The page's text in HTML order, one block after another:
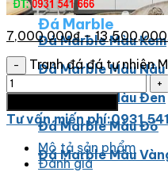
Đá Marble
Đá Marble Màu Kem
Đá Marble Màu Nâu
Đá Marble Màu Đen
Đá Marble Màu Đỏ
Đá Marble Màu
7,000,000₫–13,500,000
Tranh đá đá tự nhiên
Tư vấn miến phí:0931
Mô tả sản phẩm
Đánh giá